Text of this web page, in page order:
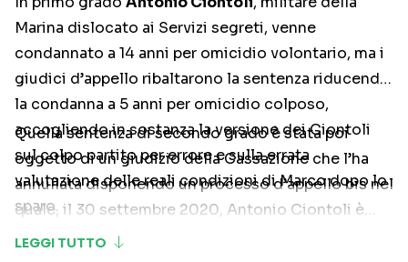
Marina dislocato ai Servizi segreti, venne
condannato a 14 anni per omicidio volontario, ma i
giudici d’appello ribaltarono la sentenza riducendo
la condanna a 5 anni per omicidio colposo,
accogliendo in sostanza la versione dei Ciontoli
sul colpo partito per errore e sulla errata
valutazione delle reali condizioni di Marco dopo lo
sparo.
Quella sentenza di secondo grado è stata poi
oggetto di un giudizio della Cassazione che l’ha
annullata disponendo un processo d’appello bis nel
quale, il 30 settembre 2020, Antonio Ciontoli è
stato nuovamente